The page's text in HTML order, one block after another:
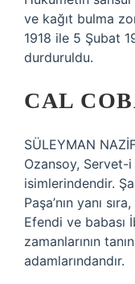
ve kağıt bulma
1918 ile 5 Şubat
durduruldu.
CAL
SÜLEYMAN
Ozansoy, Servet-i
isimlerindendir.
Paşa’nın yanı
Efendi ve babası
zamanlarının
adamlarındandır.